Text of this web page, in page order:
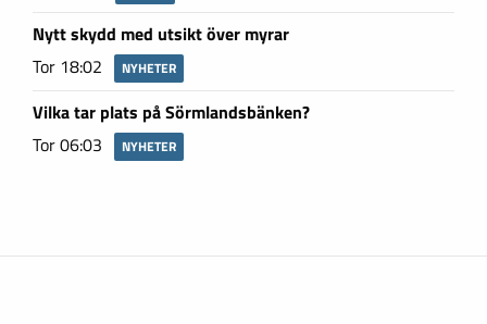
Nytt skydd med utsikt över myrar
Tor 18:02
NYHETER
Vilka tar plats på Sörmlandsbänken?
Tor 06:03
NYHETER